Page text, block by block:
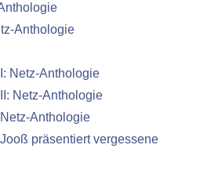
Anthologie
Netz-Anthologie
Netz-Anthologie
Anthologie
präsentiert vergessene